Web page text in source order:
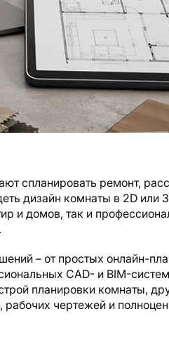
спланировать ремонт,
дизайн комнаты в 2D или
и домов, так и
– от простых онлайн-
CAD- и BIM-
планировки комнаты,
рабочих чертежей и